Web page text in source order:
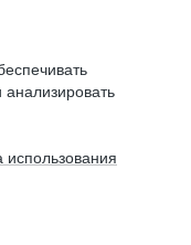
использования